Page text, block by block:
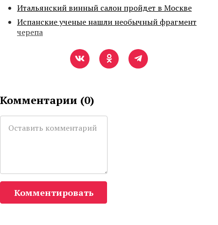
Итальянский винный салон пройдет в Москве
Испанские ученые нашли необычный фрагмент
черепа
Комментарии (0)
Комментировать